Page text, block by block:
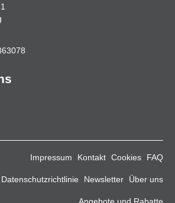
Impressum Kontakt Cookies FAQ
Datenschutzrichtlinie Newsletter Über uns
Angebote und Rabatte